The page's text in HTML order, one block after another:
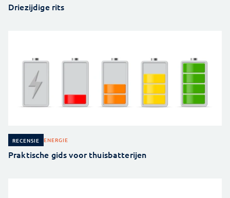
Driezijdige rits
RECENSIE ENERGIE
Praktische gids voor thuisbatterijen